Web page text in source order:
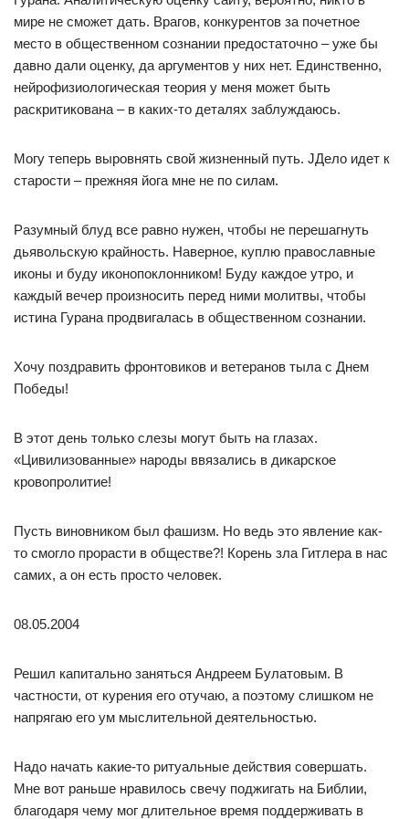
мире не сможет дать. Врагов, конкурентов за почетное
место в общественном сознании предостаточно – уже бы
давно дали оценку, да аргументов у них нет. Единственно,
нейрофизиологическая теория у меня может быть
раскритикована – в каких-то деталях заблуждаюсь.
Могу теперь выровнять свой жизненный путь. JДело идет к
старости – прежняя йога мне не по силам.
Разумный блуд все равно нужен, чтобы не перешагнуть
дьявольскую крайность. Наверное, куплю православные
иконы и буду иконопоклонником! Буду каждое утро, и
каждый вечер произносить перед ними молитвы, чтобы
истина Гурана продвигалась в общественном сознании.
Хочу поздравить фронтовиков и ветеранов тыла с Днем
Победы!
В этот день только слезы могут быть на глазах.
«Цивилизованные» народы ввязались в дикарское
кровопролитие!
Пусть виновником был фашизм. Но ведь это явление как-
то смогло прорасти в обществе?! Корень зла Гитлера в нас
самих, а он есть просто человек.
08.05.2004
Решил капитально заняться Андреем Булатовым. В
частности, от курения его отучаю, а поэтому слишком не
напрягаю его ум мыслительной деятельностью.
Надо начать какие-то ритуальные действия совершать.
Мне вот раньше нравилось свечу поджигать на Библии,
благодаря чему мог длительное время поддерживать в